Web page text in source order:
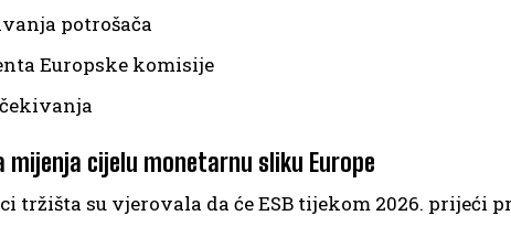
potrošača
Europske komisije
mijenja cijelu monetarnu sliku Europe
tržišta su vjerovala da će ESB tijekom 2026. prijeći